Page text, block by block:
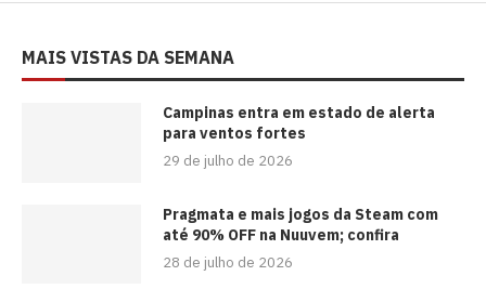
MAIS VISTAS DA SEMANA
Campinas entra em estado de alerta
para ventos fortes
29 de julho de 2026
Pragmata e mais jogos da Steam com
até 90% OFF na Nuuvem; confira
28 de julho de 2026